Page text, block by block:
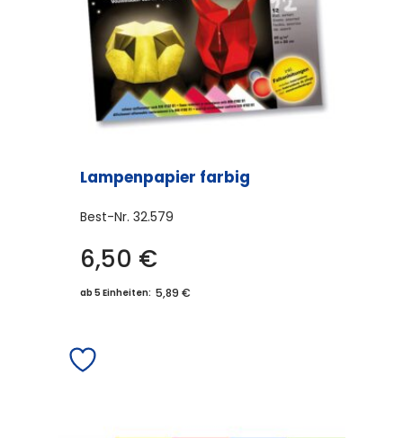
Lampenpapier farbig
Best-Nr. 32.579
6,50 €
ab 5 Einheiten: 5,89 €